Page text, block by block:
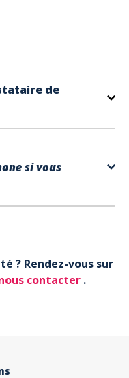
tourisme de Fréjus
les chèques
en compte
effectué.
de
si vous
? Rendez-vous sur
contacter .